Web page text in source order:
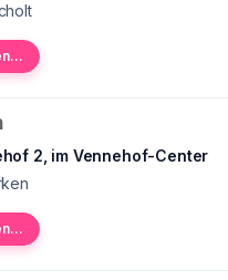
2, im Vennehof-Center